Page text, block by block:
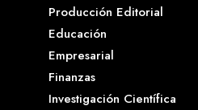
Producción Editorial
Educación
Empresarial
Finanzas
Investigación Científica